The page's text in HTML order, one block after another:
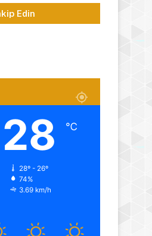
Edin
28 ℃
28º - 26º
74%
3.69 km/h